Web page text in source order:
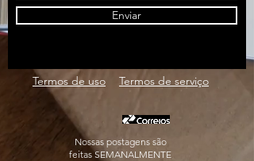
Enviar
Termos de uso Termos de serviço
Nossas postagens são
feitas SEMANALMENTE